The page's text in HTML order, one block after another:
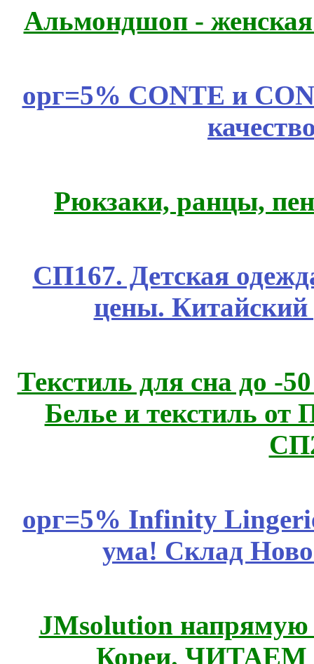
Альмондшоп -
орг=5% CONTE и
Рюкзаки, ранцы,
СП167. Детская
цены.
Текстиль для сна до
Белье и текстиль от
орг=5% Infinity
ума! Склад
JMsolution
Кореи.